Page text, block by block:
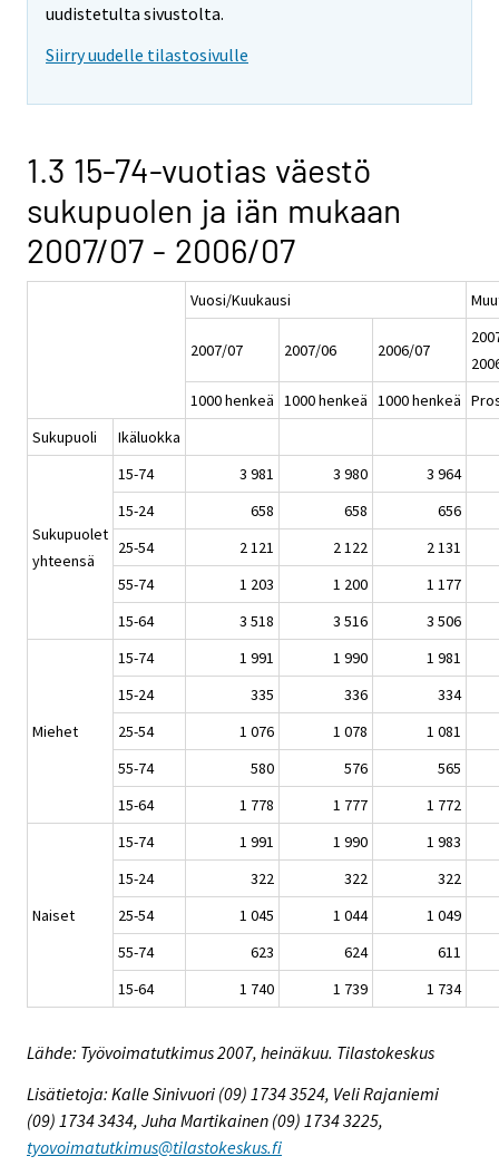
uudistetulta sivustolta.
Siirry uudelle tilastosivulle
1.3 15-74-vuotias väestö
sukupuolen ja iän mukaan
2007/07 - 2006/07
Vuosi/Kuukausi
2007/07 2007/06 2006/07
1000 henkeä 1000 henkeä 1000 henkeä
Sukupuoli
Ikäluokka
Sukupuolet
yhteensä
15-74 3 981 3 980
3 964
15-24
658 658
656
25-54
2 121 2 122
2 131
55-74
1 203 1 200
1 177
15-64
3 518 3 516 3 506
Miehet
15-74 1 991 1 990
1 981
15-24
335 336
334
25-54
1 076 1 078
1 081
55-74
580 576
565
15-64
1 778 1 777 1 772
Naiset
15-74 1 991 1 990
1 983
15-24
322 322
322
25-54
1 045 1 044
1 049
55-74
623 624
611
15-64
1 740 1 739 1 734
Lähde: Työvoimatutkimus 2007, heinäkuu. Tilastokeskus
Lisätietoja: Kalle Sinivuori (09) 1734 3524, Veli Rajaniemi
(09) 1734 3434, Juha Martikainen (09) 1734 3225,
tyovoimatutkimus@tilastokeskus.fi